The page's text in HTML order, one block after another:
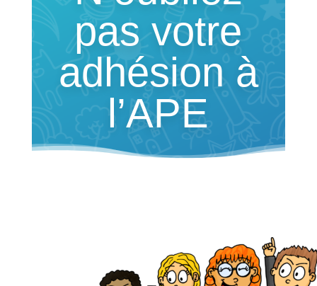
pas votre
adhésion à
l’APE